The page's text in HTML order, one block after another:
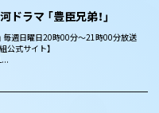
ドラマ 「豊臣兄弟！」
毎週日曜日20時00分～21時00分放送
公式サイト】